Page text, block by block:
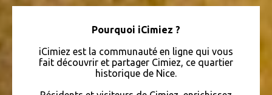
CHANT IMMOBILIER COURSES
ARTISANAT BALLET LEBONCOIN SANTÉ
COMITÉ DE QUARTIER MATISSE FINANCES
Pourquoi iCimiez ?
iCimiez est la communauté en ligne qui vous
fait découvrir et partager Cimiez, ce quartier
historique de Nice.